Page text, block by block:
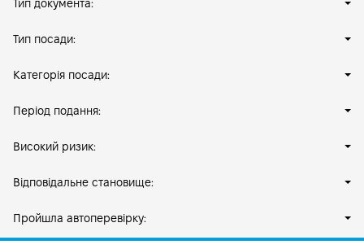
Тип документа:
Тип посади:
Категорія посади:
Період подання:
Високий ризик:
Відповідальне становище:
Пройшла автоперевірку: